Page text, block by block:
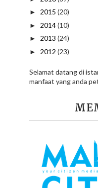
► 2015 (20)
► 2014(10)
► 2013 (24)
► 2012 (23)
Selamat datang di
manfaat yang anda